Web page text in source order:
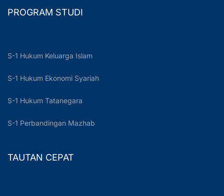
PROGRAM STUDI
S-1 Hukum Keluarga Islam
S-1 Hukum Ekonomi Syariah
S-1 Hukum Tatanegara
S-1 Perbandingan Mazhab
TAUTAN CEPAT